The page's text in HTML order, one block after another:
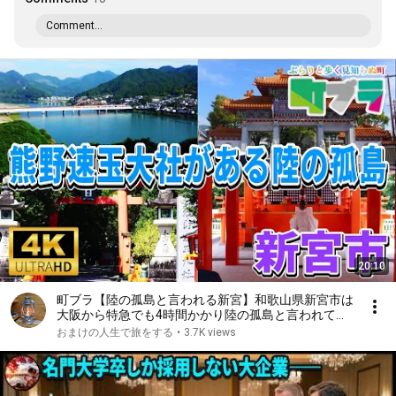
Comment...
20:10
町ブラ【陸の孤島と言われる新宮】和歌山県新宮市は
大阪から特急でも4時間かかり陸の孤島と言われてい
ます、しかし江戸時代から昭和にかけては木材商とし
おまけの人生で旅をする • 3.7K views